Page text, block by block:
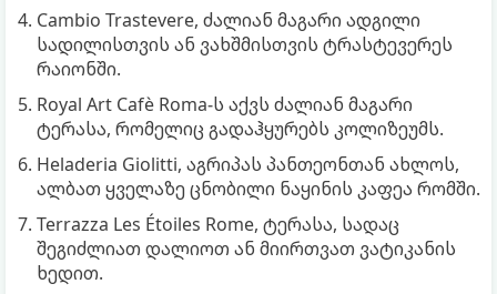
Cambio Trastevere, ძალიან მაგარი ადგილი
სადილისთვის ან ვახშმისთვის ტრასტევერეს
რაიონში.
Royal Art Cafè Roma-ს აქვს ძალიან მაგარი
ტერასა, რომელიც გადაჰყურებს კოლიზეუმს.
Heladeria Giolitti, აგრიპას პანთეონთან ახლოს,
ალბათ ყველაზე ცნობილი ნაყინის კაფეა რომში.
Terrazza Les Étoiles Rome, ტერასა, სადაც
შეგიძლიათ დალიოთ ან მიირთვათ ვატიკანის
ხედით.